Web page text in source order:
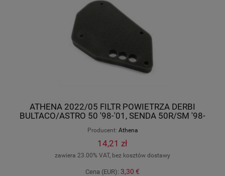
ATHENA 2022/05 FILTR POWIETRZA DERBI
BULTACO/ASTRO 50 '98-'01, SENDA 50R/SM '98-
S410105200001
Producent: Athena
14,21 zł
zawiera 23.00% VAT, bez kosztów dostawy
Cena (EUR): 3,30 €